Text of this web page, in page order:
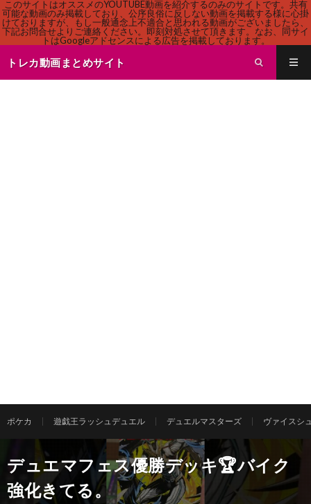
このサイトはオススメのYOUTUBE動画を紹介するのみのサイトです。共有
可能な動画のみ掲載しており、公序良俗に反しない動画を掲載する様に心掛
けておりますが、もし一般通念上不適合と思われる動画がございましたら、
下記お問合せよりご連絡ください。即刻対処させて頂きます。なお、同サイ
トはGoogleアドセンスによる広告を掲載しております。
トレカ動画まとめサイト
ポケカ 遊戯王ラッシュデュエル デュエルマスターズ ヴァイスシ
デュエマフェス優勝デッキ🏆バイク
強化きてる。